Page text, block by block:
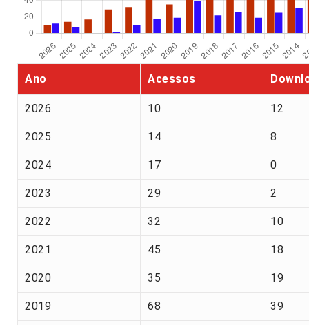
Ano Acessos
2026 10 12
2025 14 8
2024 17 0
2023 29 2
2022 32 10
2021 45 18
2020 35 19
2019 68 39